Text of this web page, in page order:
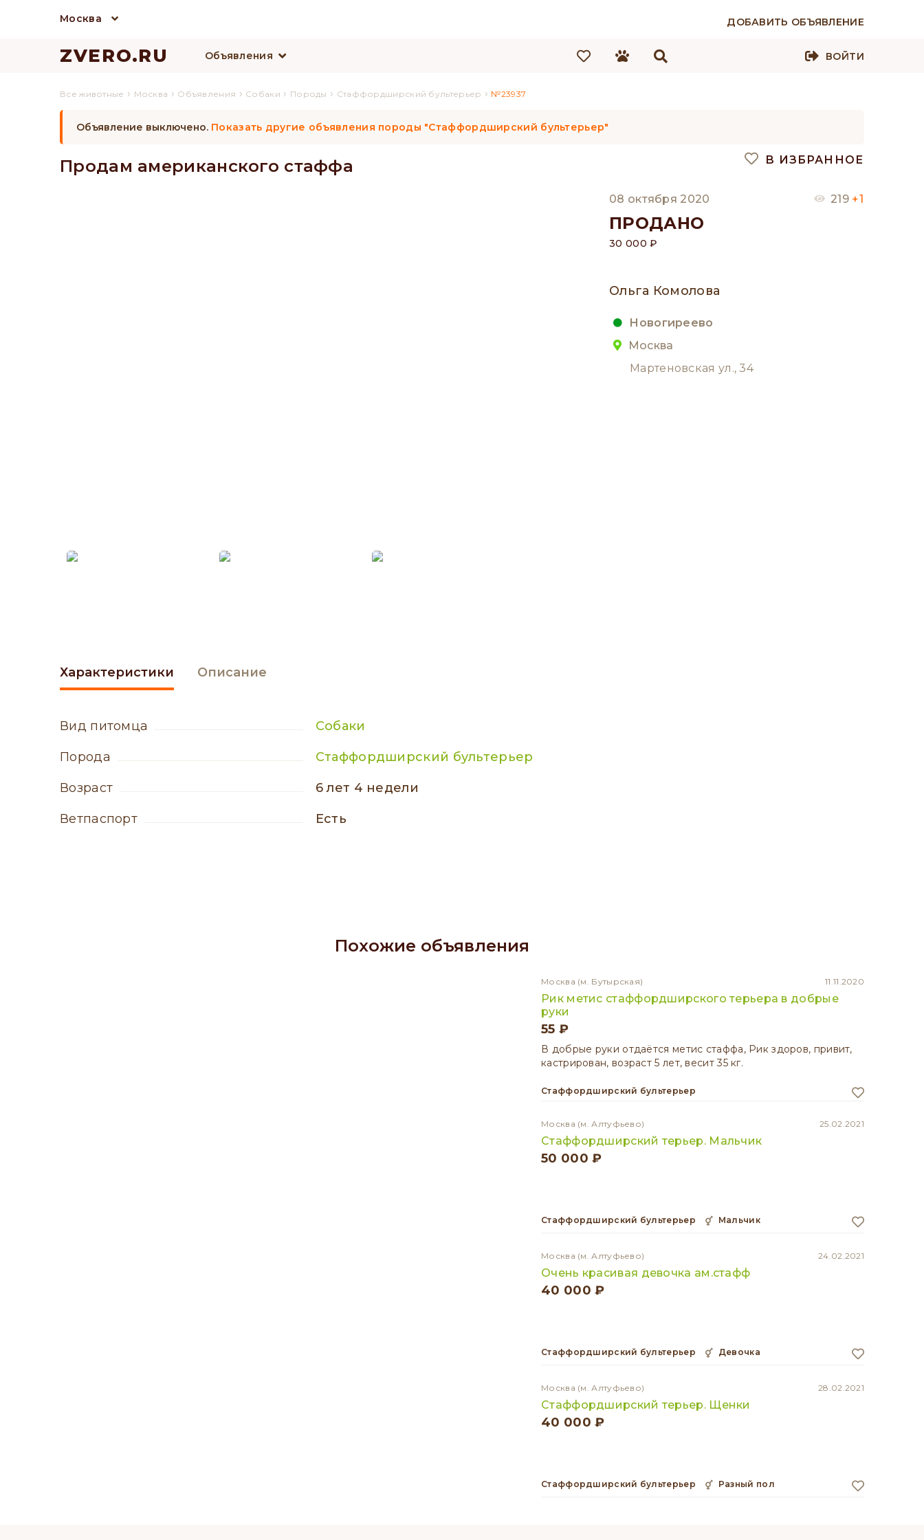
Москва ДОБАВИТЬ ОБЪЯВЛЕНИЕ
ZVERO.RU Объявления ВОЙТИ
Все животные › Москва › Объявления › Собаки › Породы › Стаффордширский бультерьер › №23937
Объявление выключено. Показать другие объявления породы "Стаффордширский бультерьер"
Продам американского стаффа
Характеристики
вид питомца Собаки
порода Стаффордширский бультерьер
возраст 6 лет 4 недели
ветпаспорт есть
Описание
В ИЗБРАННОЕ
08 октября 2020 219 +1
ПРОДАНО
30 000 ₽
Ольга Комолова
Новогиреево
Москва
Мартеновская ул., 34
Похожие объявления
Москва (м. Бутырская) 11.11.2020
Рик метис стаффордширского терьера в добрые
руки
55 ₽
В добрые руки отдаётся метис стаффа, Рик здоров, привит,
кастрирован, возраст 5 лет, весит 35 кг.
Стаффордширский бультерьер
Москва (м. Алтуфьево) 25.02.2021
Стаффордширский терьер. Мальчик
50 000 ₽
Стаффордширский бультерьер мальчик
Москва (м. Алтуфьево) 24.02.2021
Очень красивая девочка ам.стафф
40 000 ₽
Стаффордширский бультерьер девочка
Москва (м. Алтуфьево) 28.02.2021
Стаффордширский терьер. Щенки
40 000 ₽
Стаффордширский бультерьер разный пол